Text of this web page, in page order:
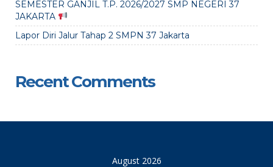
SEMESTER GANJIL T.P. 2026/2027 SMP NEGERI 37
JAKARTA
Lapor Diri Jalur Tahap 2 SMPN 37 Jakarta
Recent Comments
August 2026